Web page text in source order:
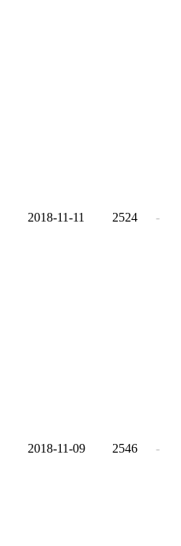
2018-11-11 2524 -
2018-11-09 2546 -